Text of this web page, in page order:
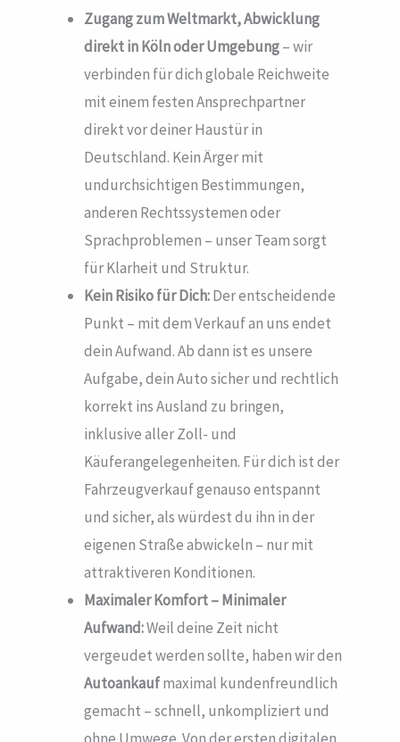
Zugang zum Weltmarkt, Abwicklung
direkt in Kölnoder Umgebung– wir
verbinden für dich globale Reichweite
mit einem festen Ansprechpartner
direkt vor deiner Haustür in
Deutschland. Kein Ärger mit
undurchsichtigen Bestimmungen,
anderen Rechtssystemen oder
Sprachproblemen – unser Team sorgt
für Klarheit und Struktur.
Kein Risiko für Dich:Der entscheidende
Punkt – mit dem Verkauf an uns endet
dein Aufwand. Ab dann ist es unsere
Aufgabe, dein Auto sicher und rechtlich
korrekt ins Ausland zu bringen,
inklusive aller Zoll- und
Käuferangelegenheiten. Für dich ist der
Fahrzeugverkauf genauso entspannt
und sicher, als würdest du ihn in der
eigenen Straße abwickeln – nur mit
attraktiveren Konditionen.
Maximaler Komfort – Minimaler
Aufwand:Weil deine Zeit nicht
vergeudet werden sollte, haben wir den
Autoankaufmaximal kundenfreundlich
gemacht – schnell, unkompliziert und
ohne Umwege. Von der ersten digitalen